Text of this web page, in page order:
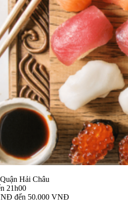
Hải Châu
21h00
đến 50.000 VNĐ